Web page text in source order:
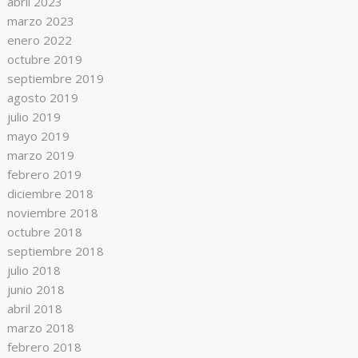
marzo 2023
enero 2022
octubre 2019
septiembre 2019
agosto 2019
julio 2019
mayo 2019
marzo 2019
febrero 2019
diciembre 2018
noviembre 2018
octubre 2018
septiembre 2018
julio 2018
junio 2018
abril 2018
marzo 2018
febrero 2018